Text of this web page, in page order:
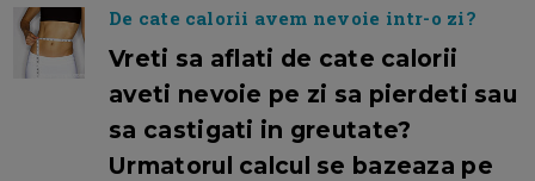
De cate calorii avem nevoie intr-o zi?
Vreti sa aflati de cate calorii
aveti nevoie pe zi sa pierdeti sau
sa castigati in greutate?
Urmatorul calcul se bazeaza pe